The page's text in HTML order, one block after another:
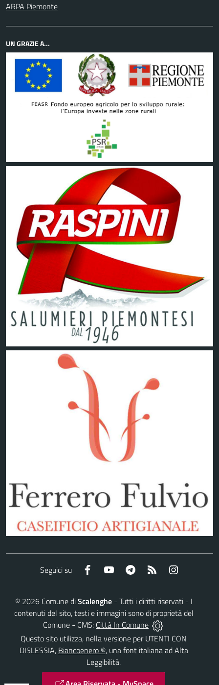
ARPA Piemonte
UN GRAZIE A...
Seguici su Facebook YouTube Telegram RSS
© 2026Comune diScalenghe- Tutti i diritti riservati - I
contenuti del sito, testi e immagini sono di proprietà del
Comune - CMS: Città In Comune
Questo sito utilizza, nella versione per UTENTI CON
DISLESSIA, Biancoenero ®, una font italiana ad Alta
Leggibilità.